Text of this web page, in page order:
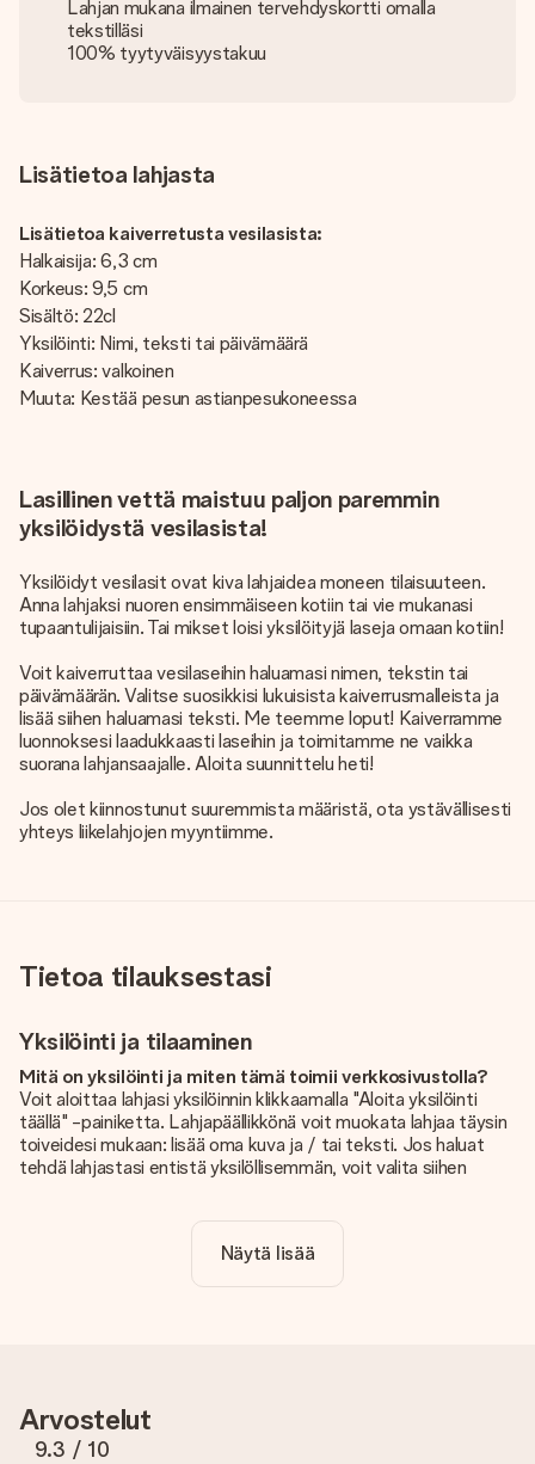
Lahjan mukana ilmainen tervehdyskortti omalla
tekstilläsi
100% tyytyväisyystakuu
Lisätietoa lahjasta
Lisätietoa kaiverretusta vesilasista:
Halkaisija: 6,3 cm
Korkeus: 9,5 cm
Sisältö: 22cl
Yksilöinti: Nimi, teksti tai päivämäärä
Kaiverrus: valkoinen
Muuta: Kestää pesun astianpesukoneessa
Lasillinen vettä maistuu paljon paremmin
yksilöidystä vesilasista!
Yksilöidyt vesilasit ovat kiva lahjaidea moneen tilaisuuteen.
Anna lahjaksi nuoren ensimmäiseen kotiin tai vie mukanasi
tupaantulijaisiin. Tai mikset loisi yksilöityjä laseja omaan kotiin!
Voit kaiverruttaa vesilaseihin haluamasi nimen, tekstin tai
päivämäärän. Valitse suosikkisi lukuisista kaiverrusmalleista ja
lisää siihen haluamasi teksti. Me teemme loput! Kaiverramme
luonnoksesi laadukkaasti laseihin ja toimitamme ne vaikka
suorana lahjansaajalle. Aloita suunnittelu heti!
Jos olet kiinnostunut suuremmista määristä, ota ystävällisesti
yhteys liikelahjojen myyntiimme.
Tietoa tilauksestasi
Yksilöinti ja tilaaminen
Mitä on yksilöinti ja miten tämä toimii verkkosivustolla?
Voit aloittaa lahjasi yksilöinnin klikkaamalla "Aloita yksilöinti
täällä" -painiketta. Lahjapäällikkönä voit muokata lahjaa täysin
toiveidesi mukaan: lisää oma kuva ja / tai teksti. Jos haluat
tehdä lahjastasi entistä yksilöllisemmän, voit valita siihen
Sisältyykö yksilöinti hintaan?
Sivustolla näkyvä hinta sisältää lahjasi yksilöinnin. Hauskaa ja
asiakaspalvelutiimiimme ja liitä valokuva tilaamasi lahjan
mukana. He voivat sitten tarkistaa laadun puolestasi!
Näytä lisää
Arvostelut
9.3 / 10